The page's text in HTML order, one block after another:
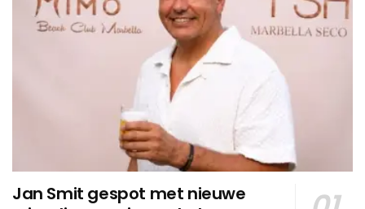
Jan Smit gespot met nieuwe